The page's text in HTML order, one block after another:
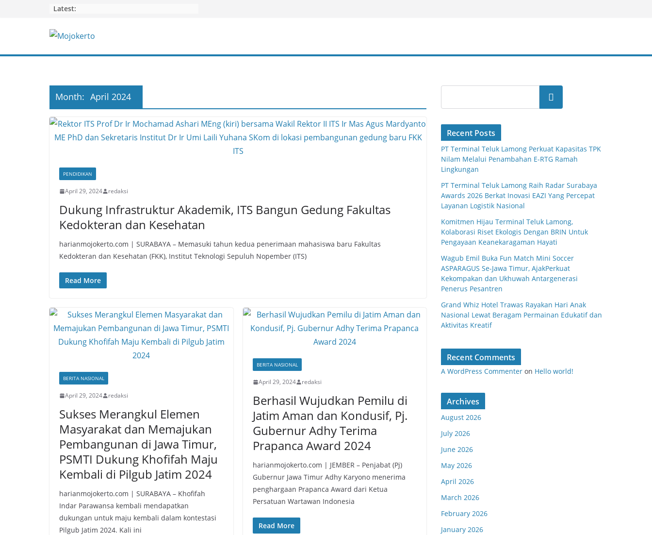
Latest:
Month: April 2024
PENDIDIKAN
April 29, 2024 redaksi
Dukung Infrastruktur Akademik, ITS Bangun Gedung Fakultas
Kedokteran dan Kesehatan
harianmojokerto.com | SURABAYA – Memasuki tahun kedua penerimaan mahasiswa baru Fakultas
Kedokteran dan Kesehatan (FKK), Institut Teknologi Sepuluh Nopember (ITS)
Read More
BERITA NASIONAL
April 29, 2024 redaksi
Sukses Merangkul Elemen
Masyarakat dan Memajukan
Pembangunan di Jawa Timur,
PSMTI Dukung Khofifah Maju
Kembali di Pilgub Jatim 2024
harianmojokerto.com | SURABAYA – Khofifah
Indar Parawansa kembali mendapatkan
dukungan untuk maju kembali dalam kontestasi
Pilgub Jatim 2024. Kali ini
BERITA NASIONAL
April 29, 2024 redaksi
Berhasil Wujudkan Pemilu di
Jatim Aman dan Kondusif, Pj.
Gubernur Adhy Terima
Prapanca Award 2024
harianmojokerto.com | JEMBER – Penjabat (Pj)
Gubernur Jawa Timur Adhy Karyono menerima
penghargaan Prapanca Award dari Ketua
Persatuan Wartawan Indonesia
Read More
Search
Recent Posts
PT Terminal Teluk Lamong Perkuat Kapasitas TPK
Nilam Melalui Penambahan E-RTG Ramah
Lingkungan
PT Terminal Teluk Lamong Raih Radar Surabaya
Awards 2026 Berkat Inovasi EAZI Yang Percepat
Layanan Logistik Nasional
Komitmen Hijau Terminal Teluk Lamong,
Kolaborasi Riset Ekologis Dengan BRIN Untuk
Pengayaan Keanekaragaman Hayati
Wagub Emil Buka Fun Match Mini Soccer
ASPARAGUS Se-Jawa Timur, AjakPerkuat
Kekompakan dan Ukhuwah Antargenerasi
Penerus Pesantren
Grand Whiz Hotel Trawas Rayakan Hari Anak
Nasional Lewat Beragam Permainan Edukatif dan
Aktivitas Kreatif
Recent Comments
A WordPress Commenter on Hello world!
Archives
August 2026
July 2026
June 2026
May 2026
April 2026
March 2026
February 2026
January 2026